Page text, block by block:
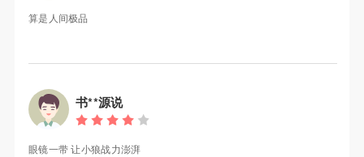
算是人间极品
书**源说
眼镜一带 让小狼战力澎湃